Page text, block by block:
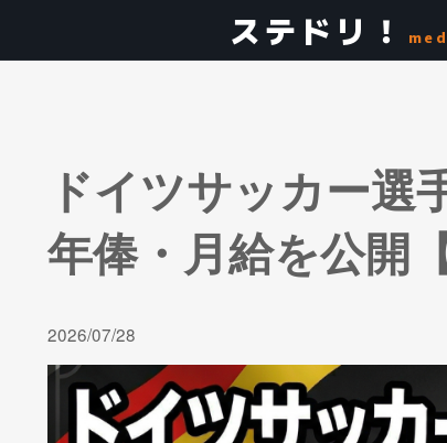
ステドリ！
ドイツサッカー選
年俸・月給を公開
2026/07/28